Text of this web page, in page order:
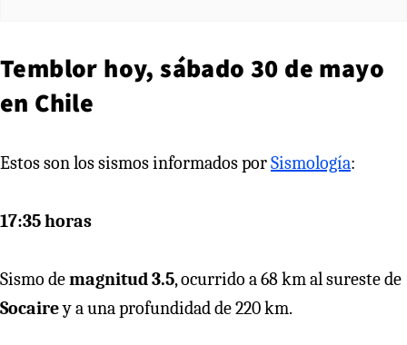
Temblor hoy, sábado 30 de mayo
en Chile
Estos son los sismos informados porSismología:
17:35 horas
Sismo demagnitud 3.5, ocurrido a 68 km al sureste de
Socairey a una profundidad de 220 km.